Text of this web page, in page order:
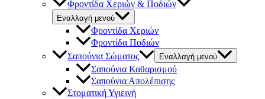
Φροντίδα Χεριών & Ποδιών
Εναλλαγή μενού
Φροντίδα Χεριών
Φροντίδα Ποδιών
Σαπούνια Σώματος
Εναλλαγή μενού
Σαπούνια Καθαρισμού
Σαπούνια Απολέπισης
Στοματική Υγιεινή